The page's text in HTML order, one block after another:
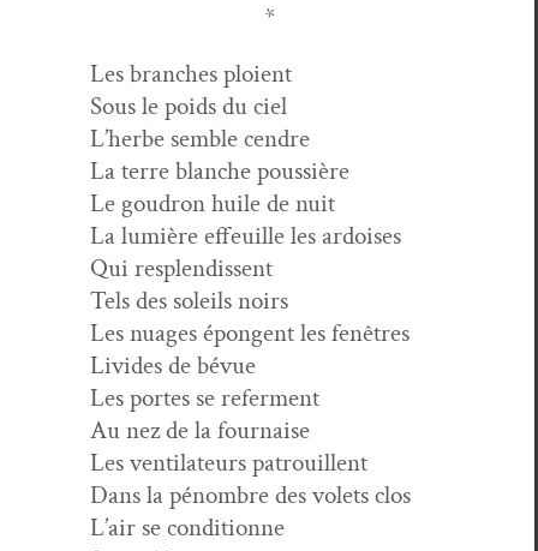
*
Les branch­es ploient
Sous le poids du ciel
L’herbe sem­ble cendre
La terre blanche poussière
Le goudron huile de nuit
La lumière effeuille les ardoises
Qui resplendissent
Tels des soleils noirs
Les nuages épon­gent les fenêtres
Livides de bévue
Les portes se referment
Au nez de la fournaise
Les ven­ti­la­teurs patrouillent
Dans la pénom­bre des volets clos
L’air se conditionne